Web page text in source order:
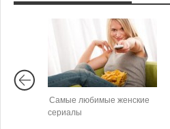
Самые любимые женские
сериалы